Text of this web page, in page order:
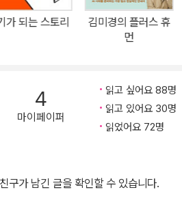
않아도 된다. 대단히 뛰어나지 않아도
없다. 하찮게 생각했던 당신의 경험, 당
의 사람들에게 메시지를 전달할 수 있고,
수 있다. 나 자신이 이를 증명해왔고, 내
화
드이자 마케팅전략서가 될 것이다.
도 할 수 없어요?” 실제로 중고서점에
가 되는 스토리
김미경의 플러스 휴
먼
4
마이페이퍼
읽고 싶어요 88명
읽고 있어요 30명
읽었어요 72명
구가 남긴 글을 확인할 수 있습니다.